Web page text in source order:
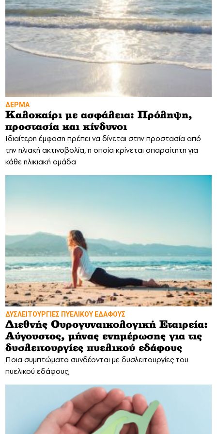
ΔΕΡΜΑ
Καλοκαίρι με ασφάλεια: Πρόληψη,
προστασία και κίνδυνοι
Ιδιαίτερη έμφαση πρέπει να δίνεται στην προστασία από
την ηλιακή ακτινοβολία, η οποία κρίνεται απαραίτητη για
κάθε ηλικιακή ομάδα
ΔΥΣΛΕΙΤΟΥΡΓΙΕΣ ΠΥΕΛΙΚΟΥ ΕΔΑΦΟΥΣ
Διεθνής Ουρογυναικολογική Εταιρεία:
Αύγουστος, μήνας ενημέρωσης για τις
δυσλειτουργίες πυελικού εδάφους
Ποια συμπτώματα συνδέονται με δυσλειτουργίες του
πυελικού εδάφους;